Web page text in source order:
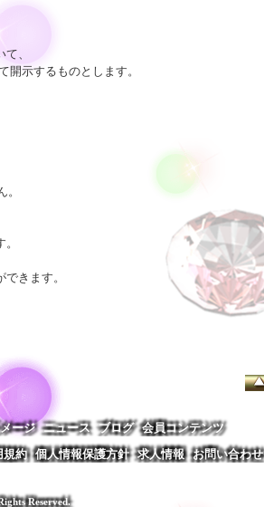
、
開示するものとします。
できます。
ージ ニュース ブログ 会員コンテンツ
規約 個人情報保護方針 求人情報 お問い合わせ
Reserved.